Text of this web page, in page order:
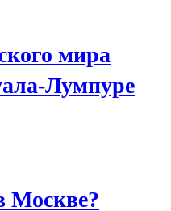
мира
Лумпуре
Москве?